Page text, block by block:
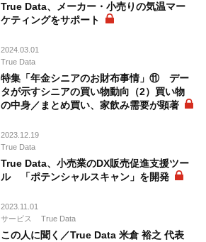
True Data、メーカー・小売りの気温マー
ケティングをサポート
2024.03.01
True Data
特集「年金シニアのお財布事情」⑪ デー
タが示すシニアの買い物動向（2）買い物
の中身／まとめ買い、家飲み需要が顕著
2023.12.19
True Data
True Data、小売業のDX販売促進支援ツー
ル 「ポテンシャルスキャン」を開発
2023.11.01
サービス
True Data
この人に聞く／True Data 米倉 裕之 代表